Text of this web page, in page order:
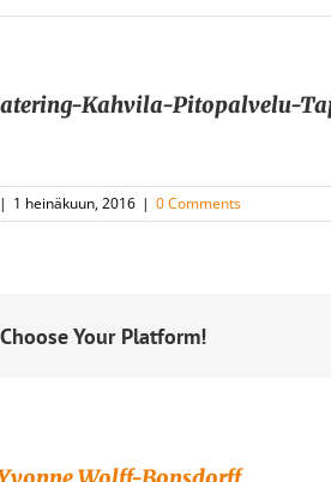
Kahvila-Pitopalvelu-
| 1 heinäkuun, 2016 | 0 Comments
Your Platform!